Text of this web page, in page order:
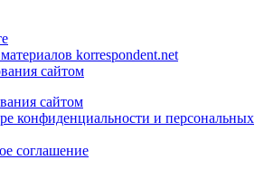
korrespondent.net
сайтом
сайтом
конфиденциальности и персональных
соглашение